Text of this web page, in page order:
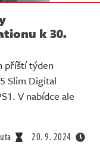
k 30.
příští týden
Slim Digital
V nabídce ale
20. 9. 2024